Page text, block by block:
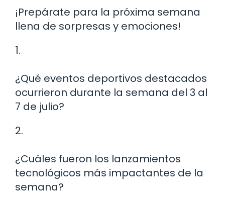
¡Prepárate para la próxima semana
llena de sorpresas y emociones!
1.
¿Qué eventos deportivos destacados
ocurrieron durante la semana del 3 al
7 de julio?
2.
¿Cuáles fueron los lanzamientos
tecnológicos más impactantes de la
semana?